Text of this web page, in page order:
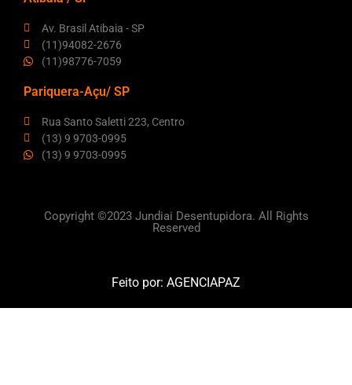
Av. Brasil Atibaia - SP
(11)94082-2676
(11)98776-7059
Pariquera-Açu/ SP
Rua Santo Saletti 223, Centro
(13) 9 9703-0995
(13) 9 9703-0995
Copyright ©2023 Jundiai Desentupidora. All Rights
Reserved
Feito por: AGENCIAPAZ